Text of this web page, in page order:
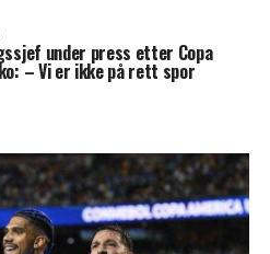
under press etter Copa
– Vi er ikke på rett spor